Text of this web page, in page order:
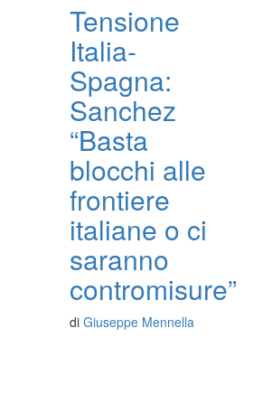
Tensione
Italia-
Spagna:
Sanchez
“Basta
blocchi alle
frontiere
italiane o ci
saranno
contromisure”
di Giuseppe Mennella